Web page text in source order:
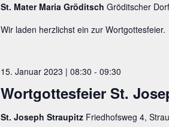
St. Mater Maria Gröditsch Gröditscher
Wir laden herzlichst ein zur Wortgottesfeier.
Wortgottesfeier St.
15. Januar 2023 | 08:30 - 09:30
St. Joseph Straupitz Friedhofsweg 4,